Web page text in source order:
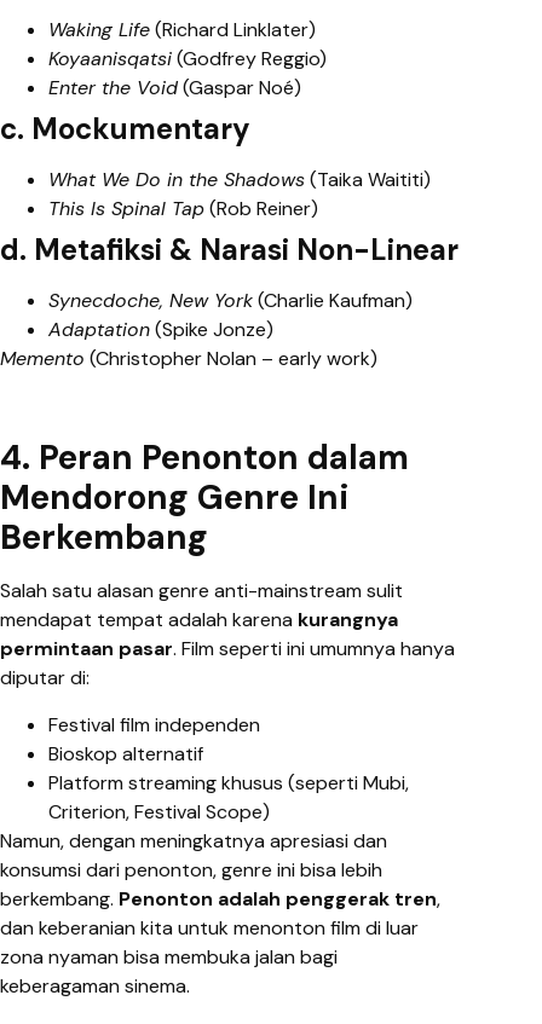
Waking Life(Richard Linklater)
Koyaanisqatsi(Godfrey Reggio)
Enter the Void(Gaspar Noé)
c. Mockumentary
What We Do in the Shadows(Taika Waititi)
This Is Spinal Tap(Rob Reiner)
d. Metafiksi & Narasi Non-Linear
Synecdoche, New York(Charlie Kaufman)
Adaptation(Spike Jonze)
Memento (Christopher Nolan – early work)
4. Peran Penonton dalam
Mendorong Genre Ini
Berkembang
Salah satu alasan genre anti-mainstream sulit
mendapat tempat adalah karena kurangnya
permintaan pasar. Film seperti ini umumnya hanya
diputar di:
Festival film independen
Bioskop alternatif
Platform streaming khusus (seperti Mubi,
Criterion, Festival Scope)
Namun, dengan meningkatnya apresiasi dan
konsumsi dari penonton, genre ini bisa lebih
berkembang. Penonton adalah penggerak tren,
dan keberanian kita untuk menonton film di luar
zona nyaman bisa membuka jalan bagi
keberagaman sinema.